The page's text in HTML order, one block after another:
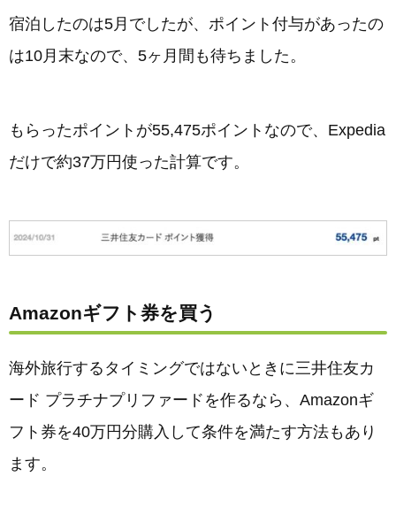
宿泊したのは5月でしたが、ポイント付与があったの
は10月末なので、5ヶ月間も待ちました。
もらったポイントが55,475ポイントなので、Expedia
だけで約37万円使った計算です。
Amazonギフト券を買う
海外旅行するタイミングではないときに三井住友カ
ード プラチナプリファードを作るなら、Amazonギ
フト券を40万円分購入して条件を満たす方法もあり
ます。